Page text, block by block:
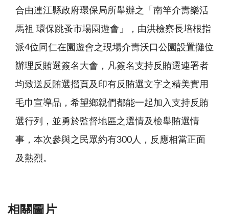
合由連江縣政府環保局所舉辦之「南竿介壽樂活
馬祖 環保跳蚤市場園遊會」，由洪檢察長培根指
派4位同仁在園遊會之現場介壽沃口公園設置攤位
辦理反賄選簽名大會，凡簽名支持反賄選連署者
均致送反賄選摺頁及印有反賄選文字之精美實用
毛巾宣導品，希望鄉親們都能一起加入支持反賄
選行列，並勇於監督地區之選情及檢舉賄選情
事，本次參與之民眾約有300人，反應相當正面
及熱烈。
相關圖片